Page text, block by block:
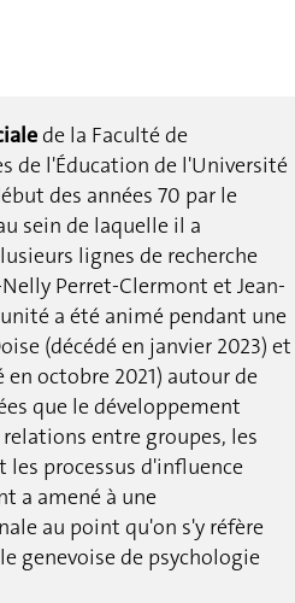
de la Faculté de
de l'Éducation de l'Université
des années 70 par le
sein de laquelle il a
lignes de recherche
Perret-Clermont et Jean-
a été animé pendant une
(décédé en janvier 2023) et
octobre 2021) autour de
que le développement
entre groupes, les
les processus d'influence
a amené à une
au point qu'on s'y réfère
genevoise de psychologie